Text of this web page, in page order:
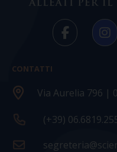
CONTATTI
Via Aurelia 796 |
(+39)